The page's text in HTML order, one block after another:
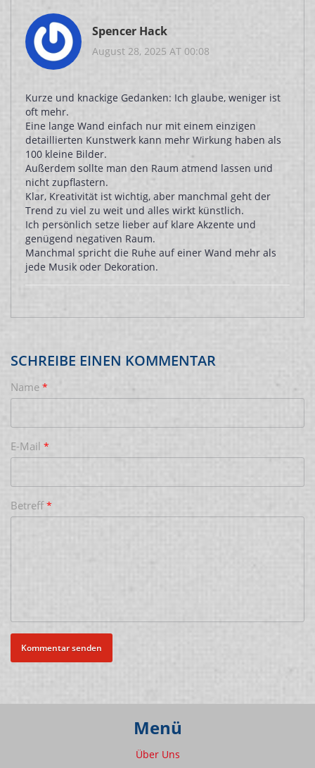
Spencer Hack
August 28, 2025 AT 00:08
Kurze und knackige Gedanken: Ich glaube, weniger ist
oft mehr.
Eine lange Wand einfach nur mit einem einzigen
detaillierten Kunstwerk kann mehr Wirkung haben als
100 kleine Bilder.
Außerdem sollte man den Raum atmend lassen und
nicht zupflastern.
Klar, Kreativität ist wichtig, aber manchmal geht der
Trend zu viel zu weit und alles wirkt künstlich.
Ich persönlich setze lieber auf klare Akzente und
genügend negativen Raum.
Manchmal spricht die Ruhe auf einer Wand mehr als
jede Musik oder Dekoration.
SCHREIBE EINEN KOMMENTAR
Name *
E-Mail *
Betreff *
Menü
Über Uns